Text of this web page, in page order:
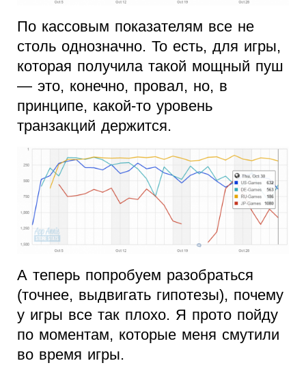
По кассовым показателям все не
столь однозначно. То есть, для игры,
которая получила такой мощный пуш
— это, конечно, провал, но, в
принципе, какой-то уровень
транзакций держится.
А теперь попробуем разобраться
(точнее, выдвигать гипотезы), почему
у игры все так плохо. Я прото пойду
по моментам, которые меня смутили
во время игры.